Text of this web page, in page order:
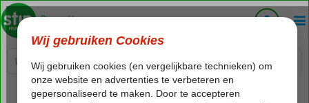
Voelt als thuiskomen...